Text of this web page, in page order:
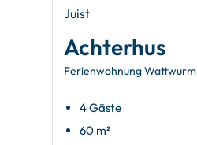
Juist
Achterhus
Ferienwohnung Wattwurm
4 Gäste
60 m²